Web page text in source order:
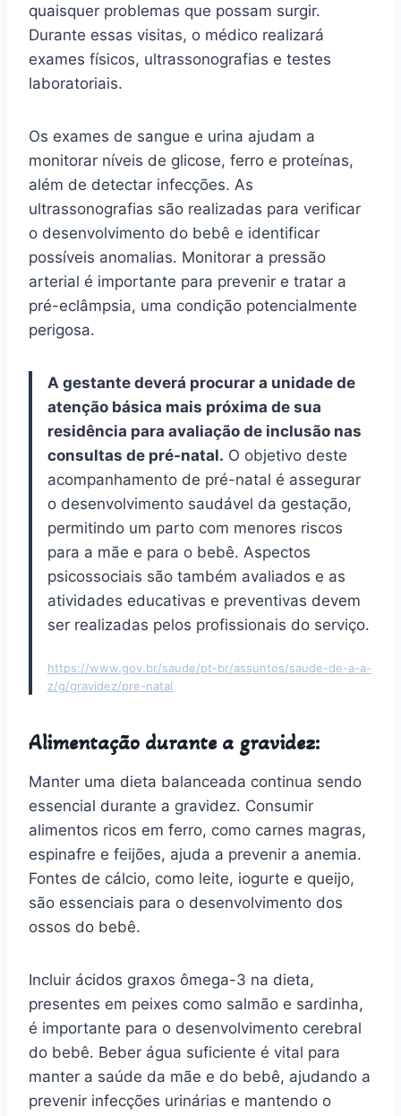
quaisquer problemas que possam surgir.
Durante essas visitas, o médico realizará
exames físicos, ultrassonografias e testes
laboratoriais.
Os exames de sangue e urina ajudam a
monitorar níveis de glicose, ferro e proteínas,
além de detectar infecções. As
ultrassonografias são realizadas para verificar
o desenvolvimento do bebê e identificar
possíveis anomalias. Monitorar a pressão
arterial é importante para prevenir e tratar a
pré-eclâmpsia, uma condição potencialmente
perigosa.
A gestante deverá procurar a unidade de
atenção básica mais próxima de sua
residência para avaliação de inclusão nas
consultas de pré-natal. O objetivo deste
acompanhamento de pré-natal é assegurar
o desenvolvimento saudável da gestação,
permitindo um parto com menores riscos
para a mãe e para o bebê. Aspectos
psicossociais são também avaliados e as
atividades educativas e preventivas devem
ser realizadas pelos profissionais do serviço.
https://www.gov.br/saude/pt-br/assuntos/saude-de-a-a-
z/g/gravidez/pre-natal
Alimentação durante a gravidez:
Manter uma dieta balanceada continua sendo
essencial durante a gravidez. Consumir
alimentos ricos em ferro, como carnes magras,
espinafre e feijões, ajuda a prevenir a anemia.
Fontes de cálcio, como leite, iogurte e queijo,
são essenciais para o desenvolvimento dos
ossos do bebê.
Incluir ácidos graxos ômega-3 na dieta,
presentes em peixes como salmão e sardinha,
é importante para o desenvolvimento cerebral
do bebê. Beber água suficiente é vital para
manter a saúde da mãe e do bebê, ajudando a
prevenir infecções urinárias e mantendo o